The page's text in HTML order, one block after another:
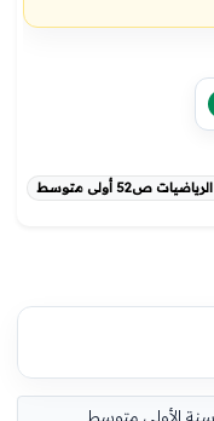
ص52 أولى متوسط